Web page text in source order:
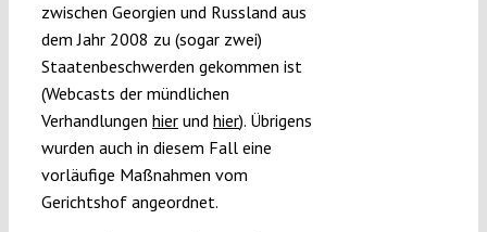
zwischen Georgien und Russland aus
dem Jahr 2008 zu (sogar zwei)
Staatenbeschwerden gekommen ist
(Webcasts der mündlichen
Verhandlungen hierund hier). Übrigens
wurden auch in diesem Fall eine
vorläufige Maßnahmen vom
Gerichtshof angeordnet.